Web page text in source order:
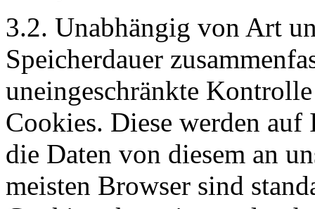
3.2. Unabhängig von Art
Speicherdauer
uneingeschränkte
Cookies. Diese werden auf
die Daten von diesem an
meisten Browser sind